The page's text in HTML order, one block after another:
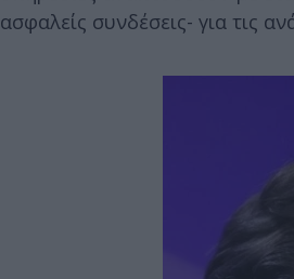
ασφαλείς συνδέσεις- για τις